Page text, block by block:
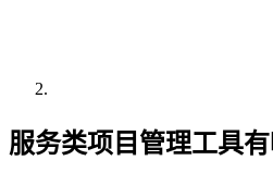
服务类项目管理工具